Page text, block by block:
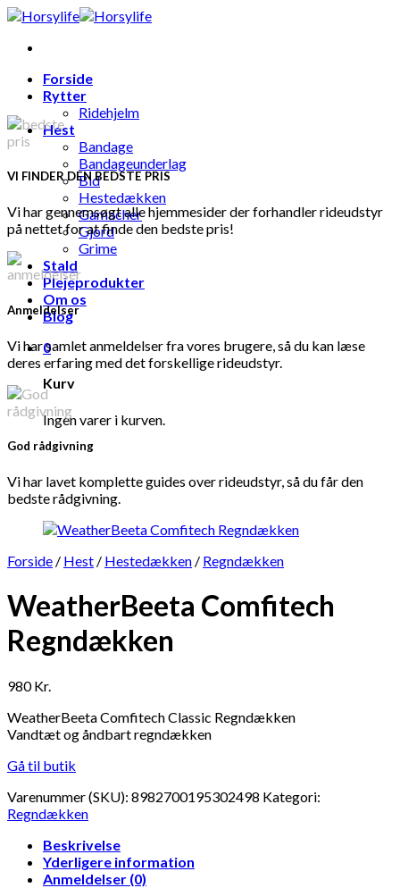
Skip
content
Forside
Rytter
Ridehjelm
Hest
Bandage
Bandageunderlag
Bid
Hestedækken
Gamacher
Gjord
Grime
Stald
Plejeprodukter
Om os
Blog
0
Kurv
Ingen varer i kurven.
VI FINDER DEN BEDSTE PRIS
Vi har gennemsøgt alle hjemmesider der forhandler rideudstyr
på nettet for at finde den bedste pris!
Anmeldelser
Vi har samlet anmeldelser fra vores brugere, så du kan læse
deres erfaring med det forskellige rideudstyr.
God rådgivning
Vi har lavet komplette guides over rideudstyr, så du får den
bedste rådgivning.
Forside / Hest / Hestedækken / Regndækken
WeatherBeeta Comfitech
Regndækken
980Kr.
WeatherBeeta Comfitech Classic Regndækken
Vandtæt og åndbart regndækken
Gå til butik
Varenummer (SKU): 8982700195302498 Kategori:
Regndækken
Beskrivelse
Yderligere information
Anmeldelser (0)